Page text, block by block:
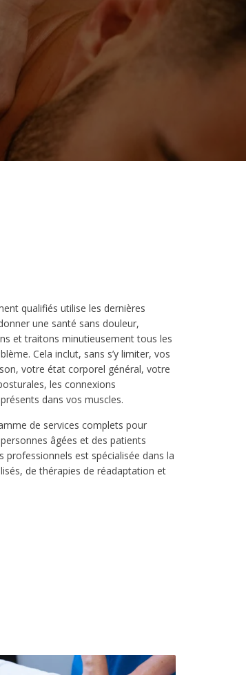
qualifiés utilise les dernières
une santé sans douleur,
et traitons minutieusement tous les
Cela inclut, sans s’y limiter, vos
votre état corporel général, votre
les connexions
dans vos muscles.
de services complets pour
âgées et des patients
est spécialisée dans la
de thérapies de réadaptation et